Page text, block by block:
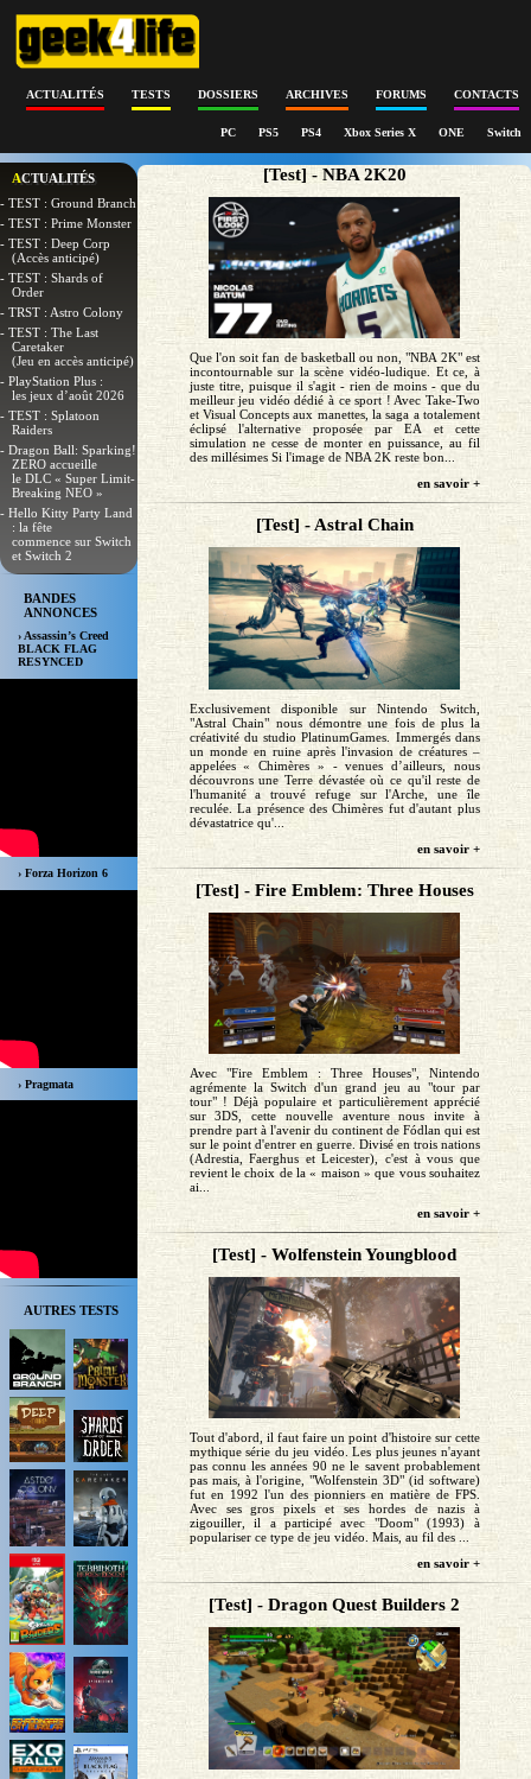
ACTUALITÉS TESTS DOSSIERS ARCHIVES FORUMS CONTACTS
PC PS5 PS4 Xbox Series X ONE Switch
ACTUALITÉS
- TEST : Ground Branch
- TEST : Prime Monster
- TEST : Deep Corp
(Accès anticipé)
- TEST : Shards of
Order
- TRST : Astro Colony
- TEST : The Last
Caretaker
(Jeu en accès anticipé)
- PlayStation Plus :
les jeux d’août 2026
- TEST : Splatoon
Raiders
- Dragon Ball: Sparking!
ZERO accueille
le DLC « Super Limit-
Breaking NEO »
- Hello Kitty Party Land
: la fête
commence sur Switch
et Switch 2
BANDES
ANNONCES
› Assassin’s Creed
BLACK FLAG
RESYNCED
› Forza Horizon 6
› Pragmata
AUTRES TESTS
[Test] - NBA 2K20
Que l'on soit fan de basketball ou non, "NBA 2K" est
incontournable sur la scène vidéo-ludique. Et ce, à
juste titre, puisque il s'agit - rien de moins - que du
meilleur jeu vidéo dédié à ce sport ! Avec Take-Two
et Visual Concepts aux manettes, la saga a totalement
éclipsé l'alternative proposée par EA et cette
simulation ne cesse de monter en puissance, au fil
des millésimes Si l'image de NBA 2K reste bon...
en savoir +
[Test] - Astral Chain
Exclusivement disponible sur Nintendo Switch,
"Astral Chain" nous démontre une fois de plus la
créativité du studio PlatinumGames. Immergés dans
un monde en ruine après l'invasion de créatures –
appelées « Chimères » - venues d’ailleurs, nous
découvrons une Terre dévastée où ce qu'il reste de
l'humanité a trouvé refuge sur l'Arche, une île
reculée. La présence des Chimères fut d'autant plus
dévastatrice qu'...
en savoir +
[Test] - Fire Emblem: Three Houses
Avec "Fire Emblem : Three Houses", Nintendo
agrémente la Switch d'un grand jeu au "tour par
tour" ! Déjà populaire et particulièrement apprécié
sur 3DS, cette nouvelle aventure nous invite à
prendre part à l'avenir du continent de Fódlan qui est
sur le point d'entrer en guerre. Divisé en trois nations
(Adrestia, Faerghus et Leicester), c'est à vous que
revient le choix de la « maison » que vous souhaitez
ai...
en savoir +
[Test] - Wolfenstein Youngblood
Tout d'abord, il faut faire un point d'histoire sur cette
mythique série du jeu vidéo. Les plus jeunes n'ayant
pas connu les années 90 ne le savent probablement
pas mais, à l'origine, "Wolfenstein 3D" (id software)
fut en 1992 l'un des pionniers en matière de FPS.
Avec ses gros pixels et ses hordes de nazis à
zigouiller, il a participé avec "Doom" (1993) à
populariser ce type de jeu vidéo. Mais, au fil des ...
en savoir +
[Test] - Dragon Quest Builders 2